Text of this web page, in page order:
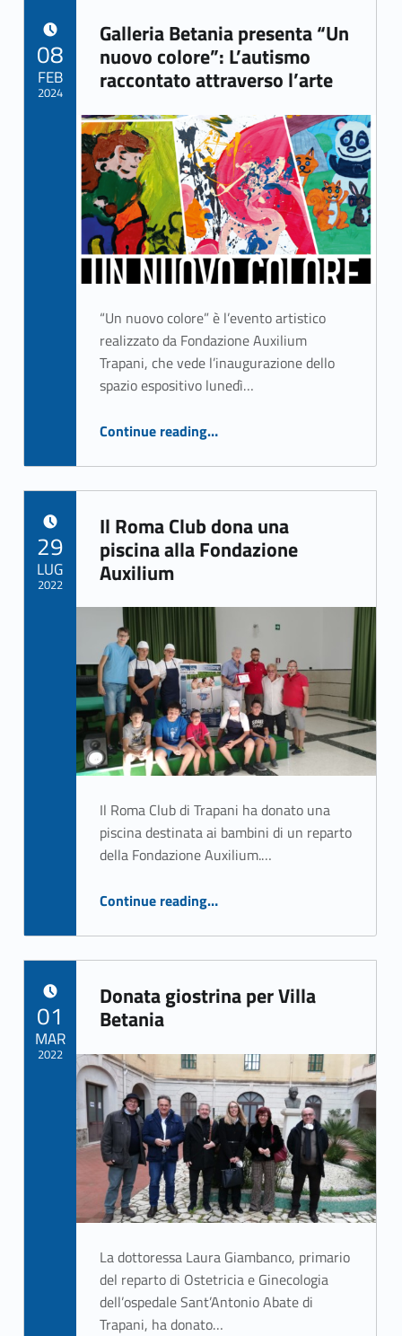
Galleria Betania presenta “Un
nuovo colore”: L’autismo
raccontato attraverso l’arte
“Un nuovo colore” è l’evento artistico
realizzato da Fondazione Auxilium
Trapani, che vede l’inaugurazione dello
spazio espositivo lunedì…
Continue reading“Galleria Betania presenta “Un nuovo colore”: L’autismo raccontato attraverso l’arte”
…
08
FEB
2024
Il Roma Club dona una
piscina alla Fondazione
Auxilium
Il Roma Club di Trapani ha donato una
piscina destinata ai bambini di un reparto
della Fondazione Auxilium.…
Continue reading“Il Roma Club dona una piscina alla Fondazione Auxilium”
…
29
LUG
2022
Donata giostrina per Villa
Betania
La dottoressa Laura Giambanco, primario
del reparto di Ostetricia e Ginecologia
dell’ospedale Sant’Antonio Abate di
Trapani, ha donato…
POSTED ON:01
MAR
2022